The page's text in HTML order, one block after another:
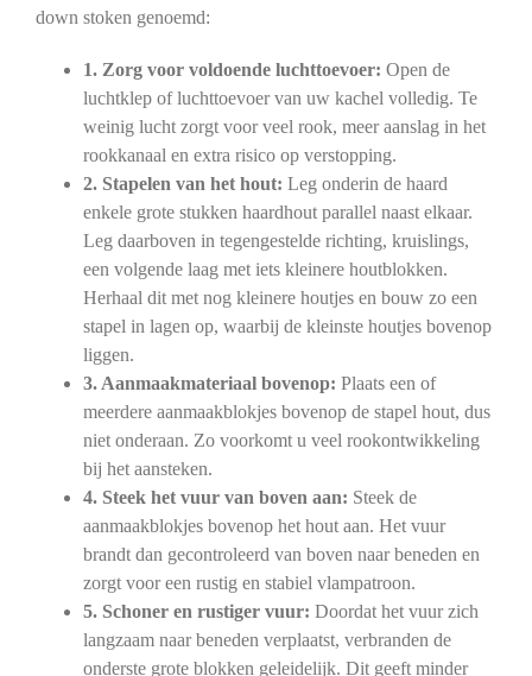
down stoken genoemd:
1. Zorg voor voldoende luchttoevoer: Open de
luchtklep of luchttoevoer van uw kachel volledig. Te
weinig lucht zorgt voor veel rook, meer aanslag in het
rookkanaal en extra risico op verstopping.
2. Stapelen van het hout: Leg onderin de haard
enkele grote stukken haardhout parallel naast elkaar.
Leg daarboven in tegengestelde richting, kruislings,
een volgende laag met iets kleinere houtblokken.
Herhaal dit met nog kleinere houtjes en bouw zo een
stapel in lagen op, waarbij de kleinste houtjes bovenop
liggen.
3. Aanmaakmateriaal bovenop: Plaats een of
meerdere aanmaakblokjes bovenop de stapel hout, dus
niet onderaan. Zo voorkomt u veel rookontwikkeling
bij het aansteken.
4. Steek het vuur van boven aan: Steek de
aanmaakblokjes bovenop het hout aan. Het vuur
brandt dan gecontroleerd van boven naar beneden en
zorgt voor een rustig en stabiel vlampatroon.
5. Schoner en rustiger vuur: Doordat het vuur zich
langzaam naar beneden verplaatst, verbranden de
onderste grote blokken geleidelijk. Dit geeft minder